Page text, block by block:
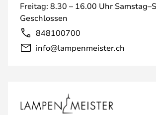
Freitag: 8.30 – 16.00 Uhr
Geschlossen
848100700
info@lampenmeister.ch